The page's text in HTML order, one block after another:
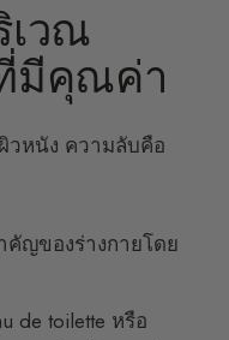
เวณ
มีคุณค่า
วหนัง ความลับคือ
คัญของร่างกายโดย
de toilette หรือ